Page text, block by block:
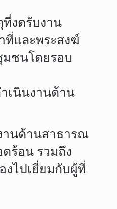
ที่งดรับงาน
ที่และพระสงฆ์
มชนโดยรอบ
เนินงานด้าน
านด้านสาธารณ
ร้อน รวมถึง
ไปเยี่ยมกับผู้ที่